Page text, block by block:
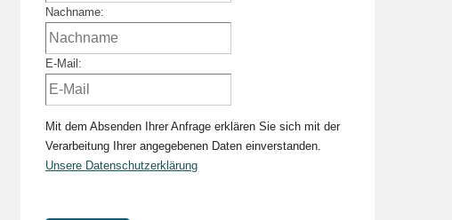
Nachname:
E-Mail:
Mit dem Absenden Ihrer Anfrage erklären Sie sich mit der
Verarbeitung Ihrer angegebenen Daten einverstanden.
Unsere Datenschutzerklärung